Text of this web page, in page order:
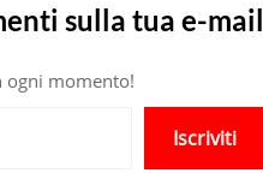
sulla tua e-mail
ogni momento!
Iscriviti